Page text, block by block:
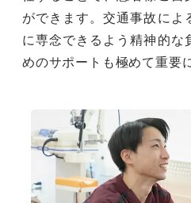
ができます。交通事故によ
に専念できるよう精神的な
めのサポートも極めて重要